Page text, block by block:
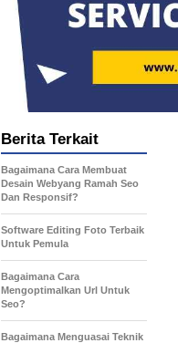
Berita Terkait
Bagaimana Cara Membuat
Desain Webyang Ramah Seo
Dan Responsif?
Software Editing Foto Terbaik
Untuk Pemula
Bagaimana Cara
Mengoptimalkan Url Untuk
Seo?
Bagaimana Menguasai Teknik